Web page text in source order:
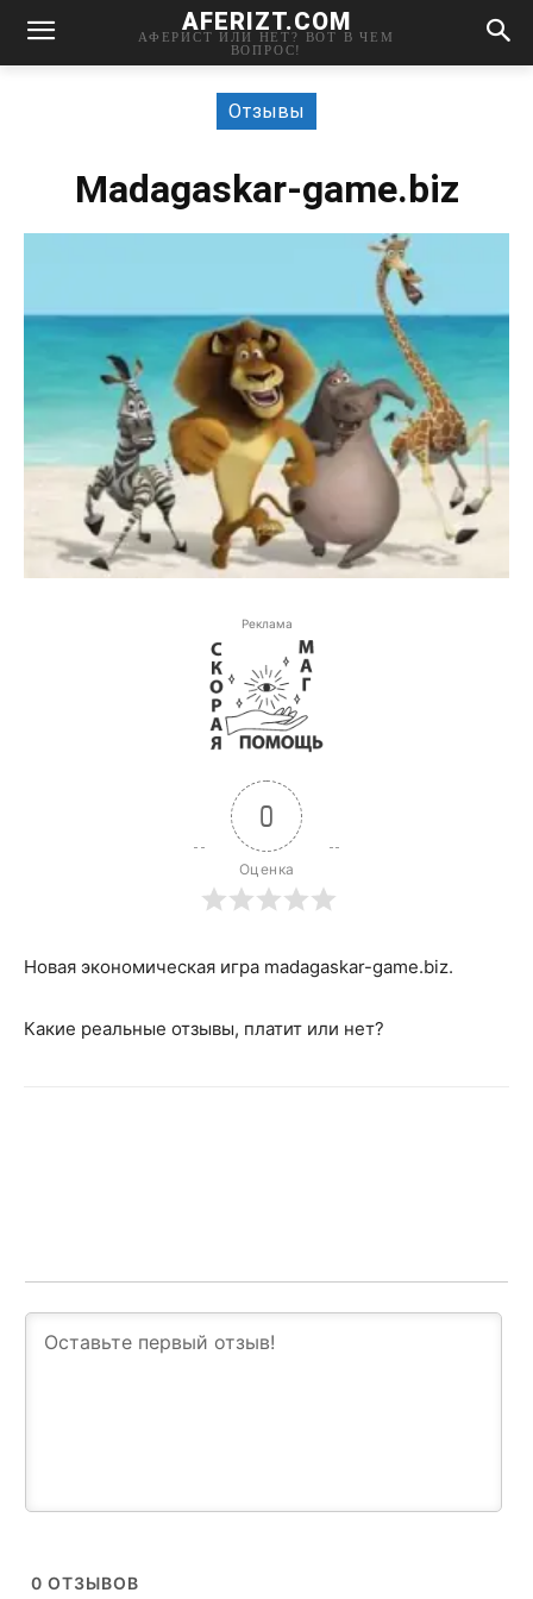
AFERIZT.COM
АФЕРИСТ ИЛИ НЕТ? ВОТ В ЧЕМ
ВОПРОС!
Отзывы
Madagaskar-game.biz
Реклама
0
Оценка
Новая экономическая игра madagaskar-game.biz.
Какие реальные отзывы, платит или нет?
0 ОТЗЫВОВ